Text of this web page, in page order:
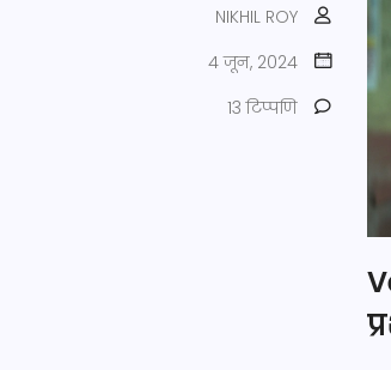
NIKHIL ROY
4 जून, 2024
13 टिप्पणि